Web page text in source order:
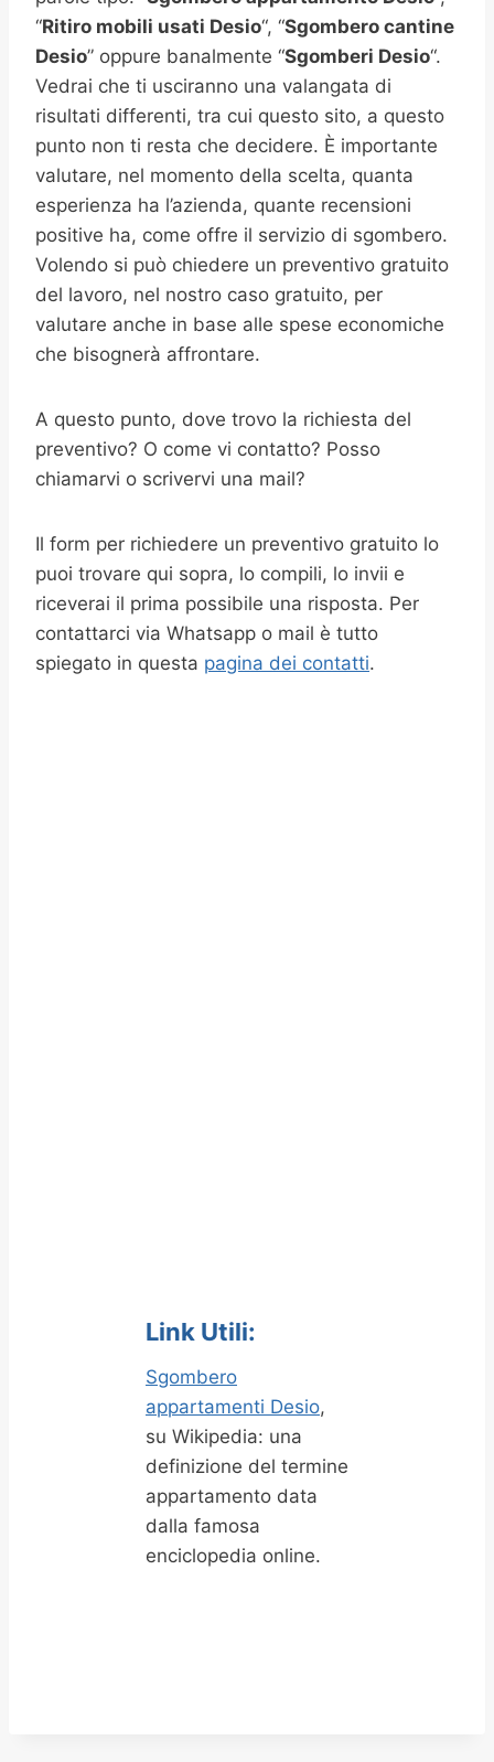
“Ritiro mobili usati Desio“, “Sgombero cantine
Desio” oppure banalmente “Sgomberi Desio“.
Vedrai che ti usciranno una valangata di
risultati differenti, tra cui questo sito, a questo
punto non ti resta che decidere. È importante
valutare, nel momento della scelta, quanta
esperienza ha l’azienda, quante recensioni
positive ha, come offre il servizio di sgombero.
Volendo si può chiedere un preventivo gratuito
del lavoro, nel nostro caso gratuito, per
valutare anche in base alle spese economiche
che bisognerà affrontare.
A questo punto, dove trovo la richiesta del
preventivo? O come vi contatto? Posso
chiamarvi o scrivervi una mail?
Il form per richiedere un preventivo gratuito lo
puoi trovare qui sopra, lo compili, lo invii e
riceverai il prima possibile una risposta. Per
contattarci via Whatsapp o mail è tutto
spiegato in questa pagina dei contatti.
Link Utili:
Sgombero
appartamenti Desio,
su Wikipedia: una
definizione del termine
appartamento data
dalla famosa
enciclopedia online.